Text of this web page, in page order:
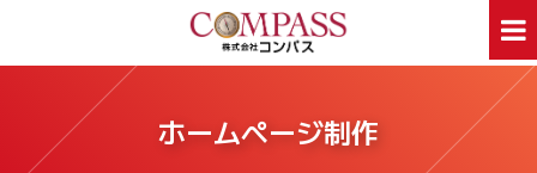
ホーム
ホームページ制作 デザイン印刷
ホームページ制作